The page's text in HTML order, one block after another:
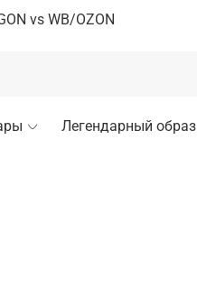
vs WB/OZON
Легендарный образ